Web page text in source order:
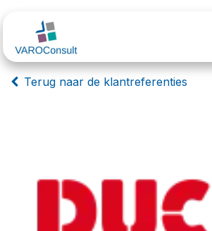
Terug naar de klantreferenties